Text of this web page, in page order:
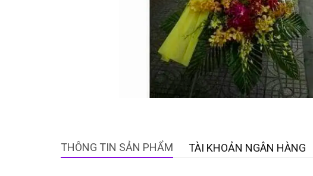
THÔNG TIN SẢN PHẨM TÀI KHOẢN NGÂN HÀNG